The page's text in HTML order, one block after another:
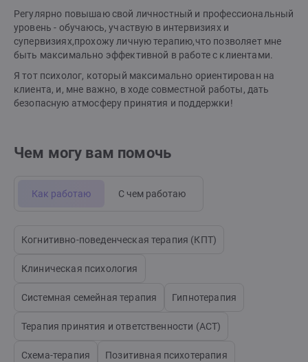
Регулярно повышаю свой личностный и профессиональный
уровень - обучаюсь, участвую в интервизиях и
супервизиях,прохожу личную терапию,что позволяет мне
быть максимально эффективной в работе с клиентами.
Я тот психолог, который максимально ориентирован на
клиента, и, мне важно, в ходе совместной работы, дать
безопасную атмосферу принятия и поддержки!
Чем могу вам помочь
Как работаю С чем работаю
Когнитивно-поведенческая терапия (КПТ)
Клиническая психология
Системная семейная терапия Гипнотерапия
Терапия принятия и ответственности (АСТ)
Схема-терапия Позитивная психотерапия